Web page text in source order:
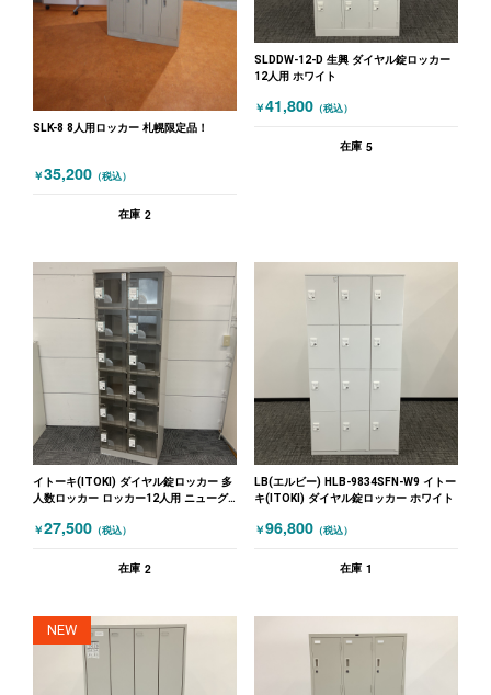
SLK-8 8人用ロッカー 札幌限定品！
￥35,200 （税込）
在庫 2
SLDDW-12-D 生興 ダイヤル錠ロッカー
12人用 ホワイト
￥41,800 （税込）
在庫 5
イトーキ(ITOKI) ダイヤル錠ロッカー 多
人数ロッカー ロッカー12人用 ニューグ
￥27,500 （税込）
在庫 2
LB(エルビー) HLB-9834SFN-W9 イトー
キ(ITOKI) ダイヤル錠ロッカー ホワイト
￥96,800 （税込）
在庫 1
NEW